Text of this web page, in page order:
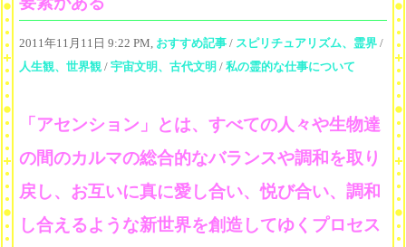
2011年11月11日 9:22 PM, おすすめ記事 / スピリチュアリズム、霊界 /
人生観、世界観 / 宇宙文明、古代文明 / 私の霊的な仕事について
「アセンション」とは、すべての人々や生物達
の間のカルマの総合的なバランスや調和を取り
戻し、お互いに真に愛し合い、悦び合い、調和
し合えるような新世界を創造してゆくプロセス